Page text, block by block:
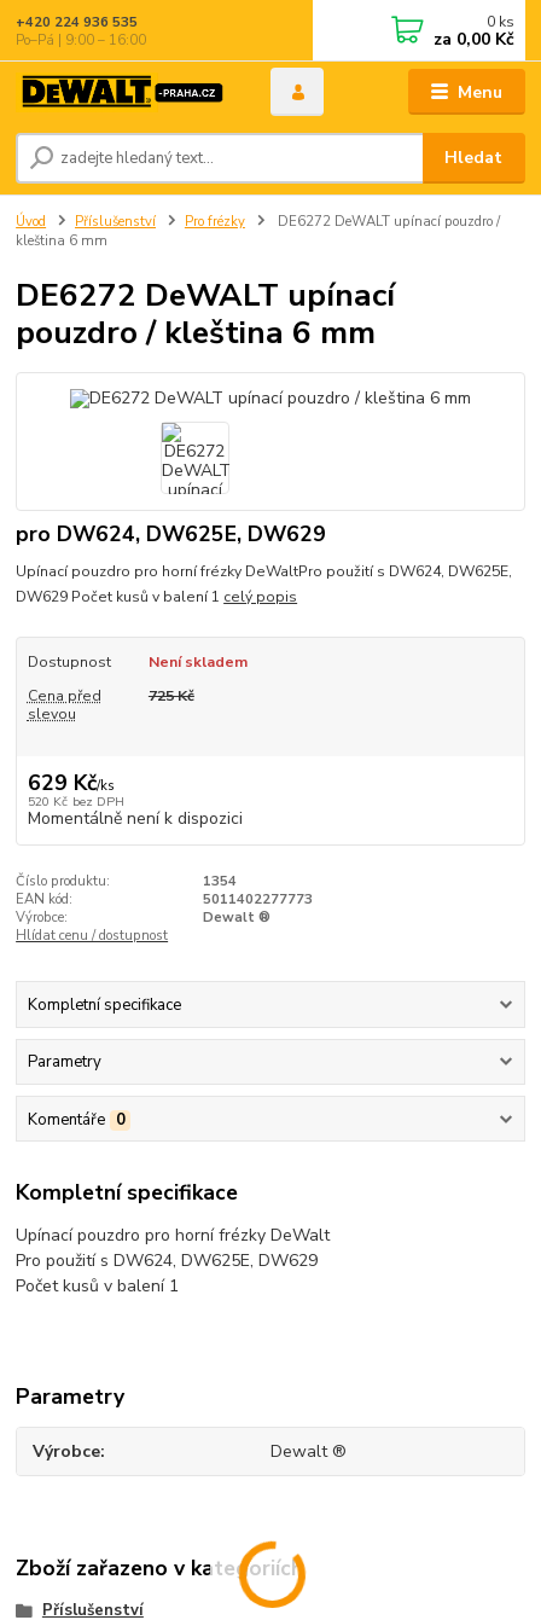
Menu
Hledat
+420 224 936 535
Po–Pá | 9:00 – 16:00
0 ks
za 0,00 Kč
Úvod Příslušenství Pro frézky
DE6272 DeWALT upínací pouzdro /
kleština 6 mm
DE6272 DeWALT upínací
pouzdro / kleština 6 mm
pro DW624, DW625E, DW629
Upínací pouzdro pro horní frézky DeWaltPro použití s DW624, DW625E,
DW629 Počet kusů v balení 1 celý popis
Dostupnost
Není skladem
Cena před
slevou
725 Kč
629 Kč/ks
520 Kč bez DPH
Momentálně není k dispozici
Číslo produktu:
1354
EAN kód:
5011402277773
Výrobce:
Dewalt ®
Hlídat cenu / dostupnost
Kompletní specifikace
Parametry
Komentáře 0
Kompletní specifikace
Upínací pouzdro pro horní frézky DeWalt
Pro použití s DW624, DW625E, DW629
Počet kusů v balení 1
Parametry
Výrobce Dewalt ®
Zboží zařazeno v kategoriích
Příslušenství